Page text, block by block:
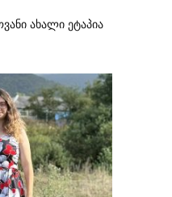
ახალი ეტაპია